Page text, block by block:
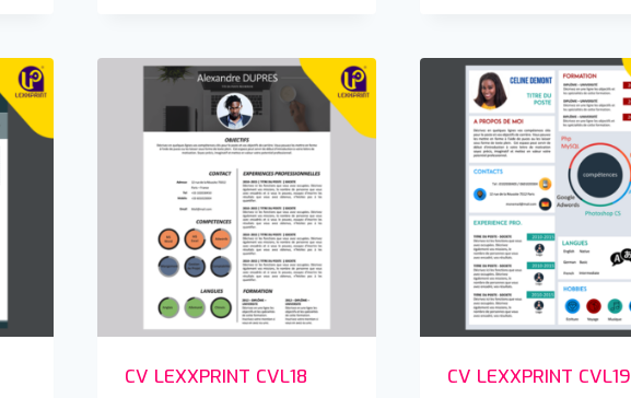
CV LEXXPRINT CVL18 CV LEXXPRINT CVL19